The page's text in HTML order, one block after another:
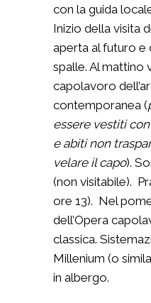
con la guida
Inizio della visita
aperta al futuro e
spalle. Al mattino
capolavoro
contemporanea (
essere vestiti
e abiti non
velare il capo).
(non visitabile).
ore 13). Nel
dell’Opera
classica.
Millenium (o
in albergo.